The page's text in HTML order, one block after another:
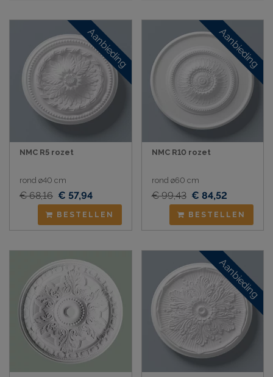
Aanbieding
NMC R5 rozet
rond ø40 cm
€ 68,16 € 57,94
BESTELLEN
Aanbieding
NMC R10 rozet
rond ø60 cm
€ 99,43 € 84,52
BESTELLEN
Aanbieding